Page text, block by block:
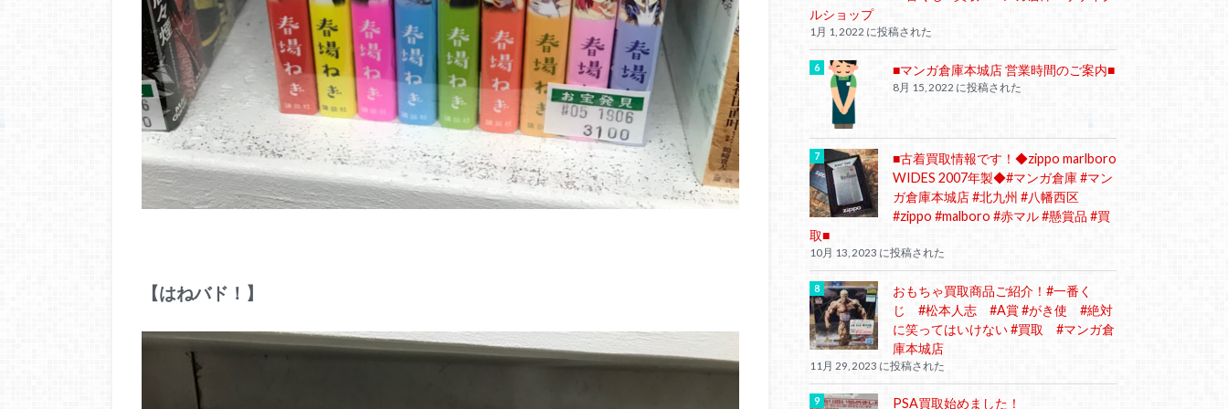
【はねバド！】
ルショップ
1月 1, 2022 に投稿された
■マンガ倉庫本城店 営業時間のご案内■
8月 15, 2022 に投稿された
■古着買取情報です！◆zippo marlboro
WIDES 2007年製◆#マンガ倉庫 #マン
ガ倉庫本城店 #北九州 #八幡西区
#zippo #malboro #赤マル #懸賞品 #買
取■
10月 13, 2023 に投稿された
おもちゃ買取商品ご紹介！#一番く
じ #松本人志 #A賞 #がき使 #絶対
に笑ってはいけない #買取 #マンガ倉
庫本城店
11月 29, 2023 に投稿された
PSA買取始めました！